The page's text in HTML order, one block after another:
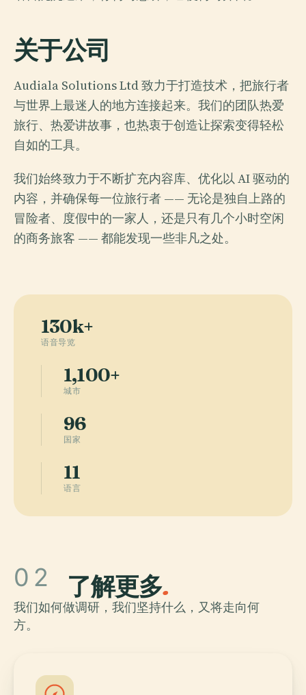
关于公司
Audiala Solutions Ltd 致力于打造技术，把旅行者
与世界上最迷人的地方连接起来。我们的团队热爱
旅行、热爱讲故事，也热衷于创造让探索变得轻松
自如的工具。
我们始终致力于不断扩充内容库、优化以 AI 驱动的
内容，并确保每一位旅行者 —— 无论是独自上路的
冒险者、度假中的一家人，还是只有几个小时空闲
的商务旅客 —— 都能发现一些非凡之处。
130k+
语音导览
1,100+
城市
96
国家
11
语言
02 了解更多.
我们如何做调研，我们坚持什么，又将走向何
方。